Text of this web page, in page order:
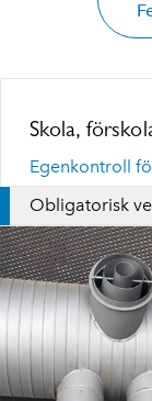
Skola,
Egenkontroll
Obligatorisk